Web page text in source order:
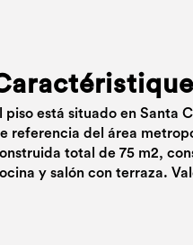
piso está situado en Santa
referencia del área
total de 75 m2,
y salón con terraza.